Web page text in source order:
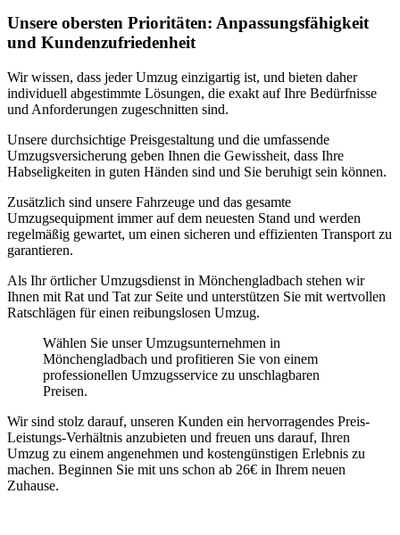
Unsere obersten Prioritäten: Anpassungsfähigkeit
und Kundenzufriedenheit
Wir wissen, dass jeder Umzug einzigartig ist, und bieten daher
individuell abgestimmte Lösungen, die exakt auf Ihre Bedürfnisse
und Anforderungen zugeschnitten sind.
Unsere durchsichtige Preisgestaltung und die umfassende
Umzugsversicherung geben Ihnen die Gewissheit, dass Ihre
Habseligkeiten in guten Händen sind und Sie beruhigt sein können.
Zusätzlich sind unsere Fahrzeuge und das gesamte
Umzugsequipment immer auf dem neuesten Stand und werden
regelmäßig gewartet, um einen sicheren und effizienten Transport zu
garantieren.
Als Ihr örtlicher Umzugsdienst in Mönchengladbach stehen wir
Ihnen mit Rat und Tat zur Seite und unterstützen Sie mit wertvollen
Ratschlägen für einen reibungslosen Umzug.
Wählen Sie unser Umzugsunternehmen in
Mönchengladbach und profitieren Sie von einem
professionellen Umzugsservice zu unschlagbaren
Preisen.
Wir sind stolz darauf, unseren Kunden ein hervorragendes Preis-
Leistungs-Verhältnis anzubieten und freuen uns darauf, Ihren
Umzug zu einem angenehmen und kostengünstigen Erlebnis zu
machen. Beginnen Sie mit uns schon ab 26€ in Ihrem neuen
Zuhause.